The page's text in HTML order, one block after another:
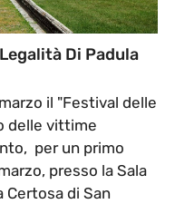
Di Padula
il "Festival delle
delle vittime
per un primo
presso la Sala
Certosa di San